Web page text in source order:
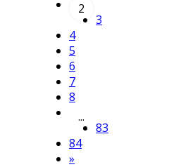
2
3
4
5
6
7
8
...
83
84
»